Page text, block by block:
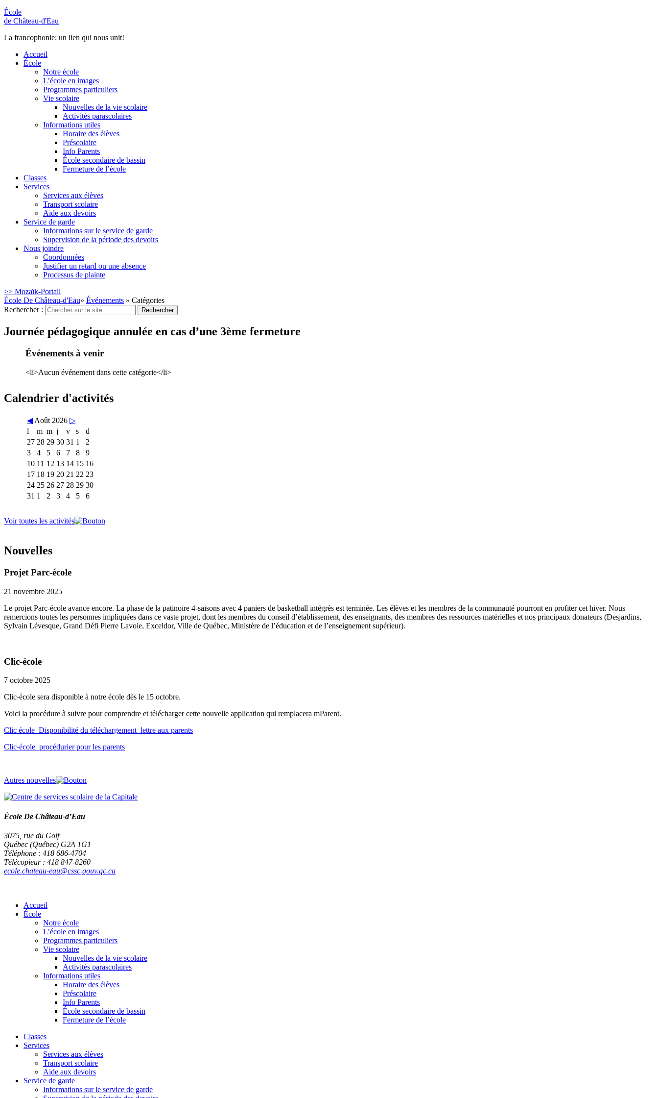
École
de Château-d'Eau
La francophonie; un lien qui nous unit!
Accueil
École
Notre école
L’école en images
Programmes particuliers
Vie scolaire
Nouvelles de la vie scolaire
Activités parascolaires
Informations utiles
Horaire des élèves
Préscolaire
Info Parents
École secondaire de bassin
Fermeture de l’école
Classes
Services
Services aux élèves
Transport scolaire
Aide aux devoirs
Service de garde
Informations sur le service de garde
Supervision de la période des devoirs
Nous joindre
Coordonnées
Justifier un retard ou une absence
Processus de plainte
>> Mozaïk-Portail
École De Château-d'Eau» Événements » Catégories
Rechercher :
Journée pédagogique annulée en cas d’une 3ème fermeture
Événements à venir
<li>Aucun événement dans cette catégorie</li>
Calendrier d'activités
◀Août 2026 ▷
l
m m j v s
d
27 28 29 30 31 1
2
3
4 5 6 7 8
9
10 11 12 13 14 15 16
17 18 19 20 21 22 23
24 25 26 27 28 29 30
31 1 2 3 4 5 6
Voir toutes les activités
Nouvelles
Projet Parc-école
21 novembre 2025
Le projet Parc-école avance encore. La phase de la patinoire 4-saisons avec 4 paniers de basketball intégrés est terminée. Les élèves et les membres de la communauté pourront en profiter cet hiver. Nous
remercions toutes les personnes impliquées dans ce vaste projet, dont les membres du conseil d’établissement, des enseignants, des membres des ressources matérielles et nos principaux donateurs (Desjardins,
Sylvain Lévesque, Grand Défi Pierre Lavoie, Exceldor, Ville de Québec, Ministère de l’éducation et de l’enseignement supérieur).
Clic-école
7 octobre 2025
Clic-école sera disponible à notre école dès le 15 octobre.
Voici la procédure à suivre pour comprendre et télécharger cette nouvelle application qui remplacera mParent.
Clic école_Disponibilité du téléchargement_lettre aux parents
Clic-école_procédurier pour les parents
Autres nouvelles
École De Château-d’Eau
3075, rue du Golf
Québec (Québec) G2A 1G1
Téléphone : 418 686-4704
Télécopieur : 418 847-8260
ecole.chateau-eau@cssc.gouv.qc.ca
Accueil
École
Notre école
L’école en images
Programmes particuliers
Vie scolaire
Nouvelles de la vie scolaire
Activités parascolaires
Informations utiles
Horaire des élèves
Préscolaire
Info Parents
École secondaire de bassin
Fermeture de l’école
Classes
Services
Services aux élèves
Transport scolaire
Aide aux devoirs
Service de garde
Informations sur le service de garde